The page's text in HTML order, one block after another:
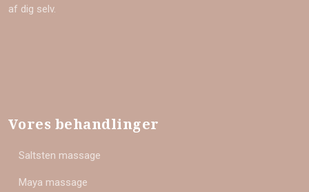
af dig selv.
Vores behandlinger
Saltsten massage
Maya massage